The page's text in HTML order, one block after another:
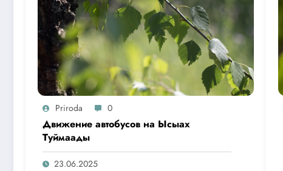
Priroda 0
Движение автобусов на Ысыах
Туймаады
23.06.2025